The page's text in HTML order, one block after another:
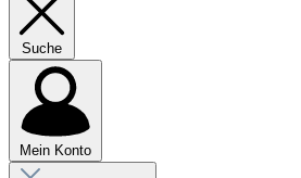
Suche
Mein Konto